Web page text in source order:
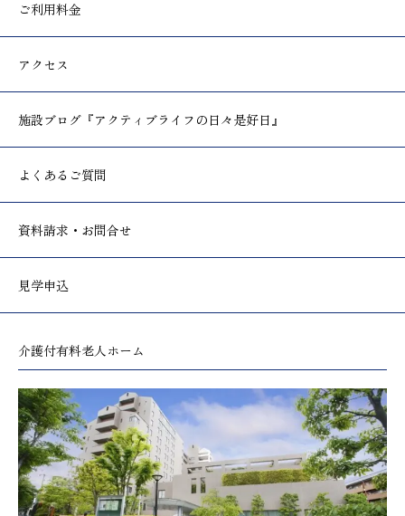
ご利用料金
アクセス
施設ブログ 『アクティブライフの日々是好日』
よくあるご質問
資料請求・お問合せ
見学申込
介護付有料老人ホーム